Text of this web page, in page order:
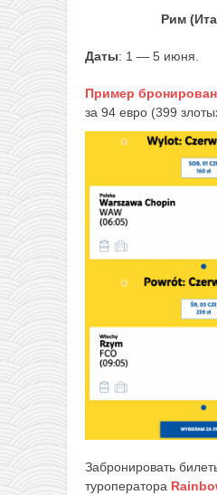
Рим
Даты: 1 — 5 июня.
Пример
за 94 евро (399
Забронировать
туроператора